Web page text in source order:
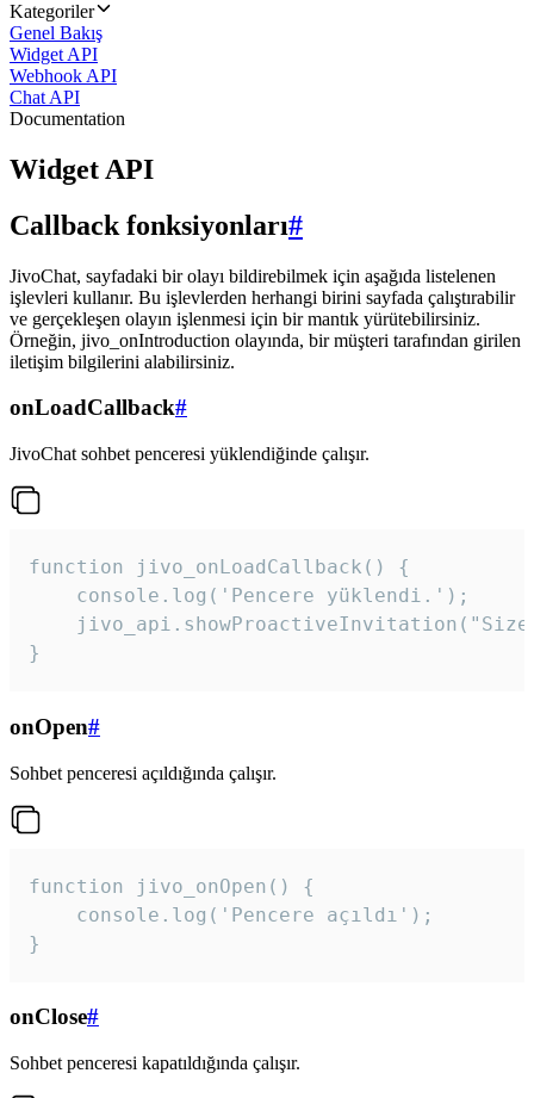
Kategoriler
Genel Bakış
Widget API
Webhook API
Chat API
Documentation
Widget API
Callback fonksiyonları#
JivoChat, sayfadaki bir olayı bildirebilmek için aşağıda listelenen
işlevleri kullanır. Bu işlevlerden herhangi birini sayfada çalıştırabilir
ve gerçekleşen olayın işlenmesi için bir mantık yürütebilirsiniz.
Örneğin, jivo_onIntroduction olayında, bir müşteri tarafından girilen
iletişim bilgilerini alabilirsiniz.
onLoadCallback#
JivoChat sohbet penceresi yüklendiğinde çalışır.
function jivo_onLoadCallback() {
    console.log('Pencere yüklendi.');
}
onOpen#
Sohbet penceresi açıldığında çalışır.
function jivo_onOpen() {
    console.log('Pencere açıldı');
}
onClose#
Sohbet penceresi kapatıldığında çalışır.